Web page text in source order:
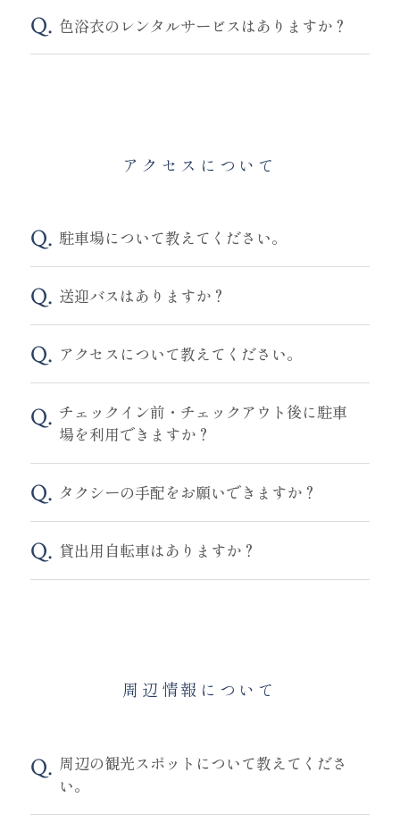
色浴衣のレンタルサービスはありますか？
アクセスについて
駐車場について教えてください。
送迎バスはありますか？
アクセスについて教えてください。
チェックイン前・チェックアウト後に駐車
場を利用できますか？
タクシーの手配をお願いできますか？
貸出用自転車はありますか？
周辺情報について
周辺の観光スポットについて教えてくださ
い。